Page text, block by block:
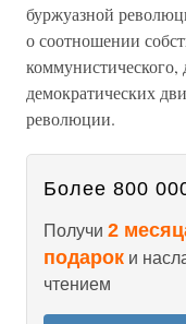
буржуазной
о соотношении
демократических
революции.
Более 800
Получи 2
подарок и
чтением